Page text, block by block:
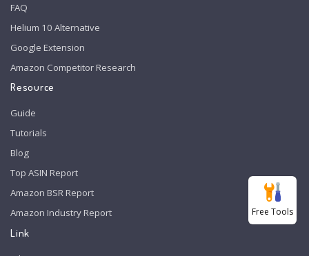
FAQ
Helium 10 Alternative
Google Extension
Amazon Competitor Research
Resource
Guide
Tutorials
Blog
Top ASIN Report
Amazon BSR Report
Amazon Industry Report
Link
Free Tools